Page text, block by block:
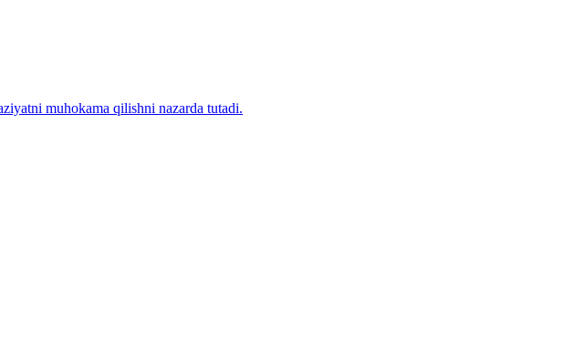
muhokama qilishni nazarda tutadi.